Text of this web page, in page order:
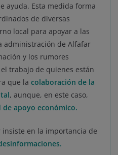
ayuda. Esta medida forma
de diversas
local para apoyar a las
administración de Alfafar
y los rumores
trabajo de quienes están
que la colaboración de la
, aunque, en este caso,
de apoyo económico.
en la importancia de